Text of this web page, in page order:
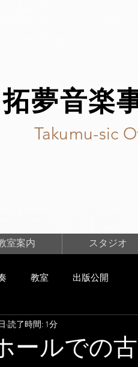
拓夢音楽
Takumu-sic
室案内 スタジオ
教室 出版公開
ールでの
読了時間: 1分